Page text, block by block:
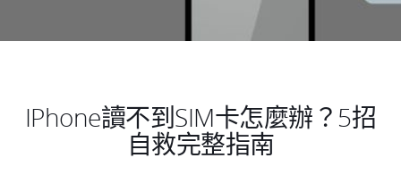
IPhone讀不到SIM卡怎麼辦？5招
自救完整指南